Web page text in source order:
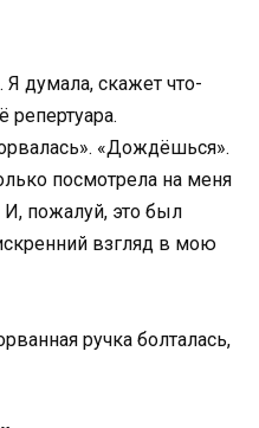
думала, скажет что-
репертуара.
«Дождёшься».
посмотрела на меня
пожалуй, это был
взгляд в мою
ручка болталась,